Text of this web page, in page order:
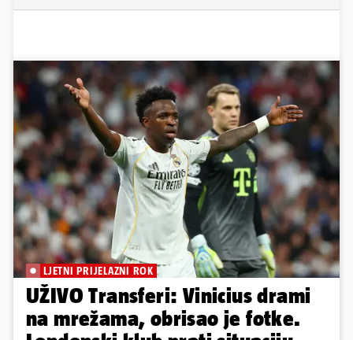
LJETNI PRIJELAZNI ROK
UŽIVO Transferi: Vinicius drami
na mrežama, obrisao je fotke.